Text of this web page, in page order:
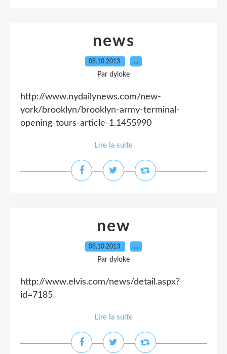
news
08.10.2013 …
Par dyloke
http://www.nydailynews.com/new-
york/brooklyn/brooklyn-army-terminal-
opening-tours-article-1.1455990
Lire la suite
new
08.10.2013 …
Par dyloke
http://www.elvis.com/news/detail.aspx?
id=7185
Lire la suite